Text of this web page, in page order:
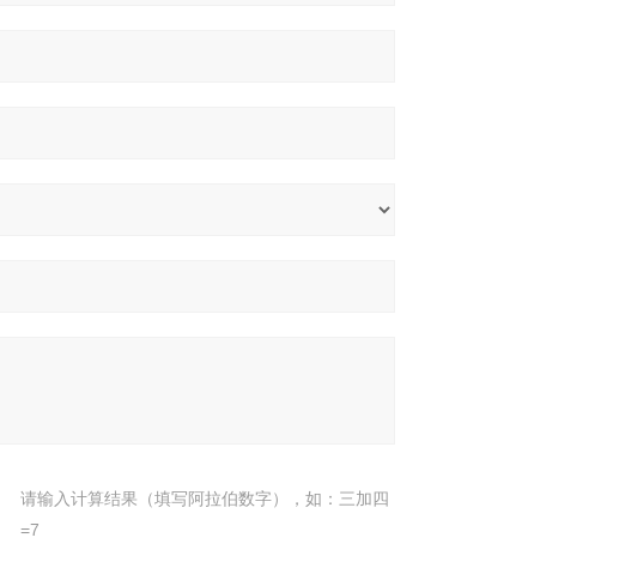
请输入计算结果（填写阿拉伯数字），如：三加四
=7